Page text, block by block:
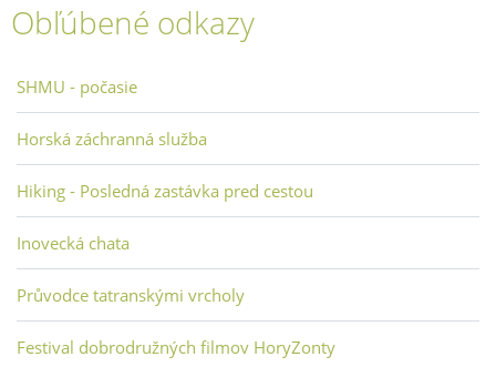
Obľúbené odkazy
SHMU - počasie
Horská záchranná služba
Hiking - Posledná zastávka pred cestou
Inovecká chata
Průvodce tatranskými vrcholy
Festival dobrodružných filmov HoryZonty